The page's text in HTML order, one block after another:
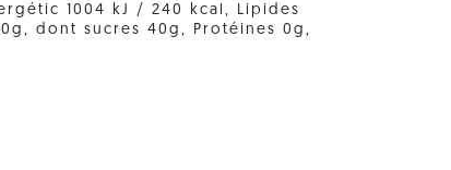
1004 kJ / 240 kcal, Lipides
dont sucres 40g, Protéines 0g,